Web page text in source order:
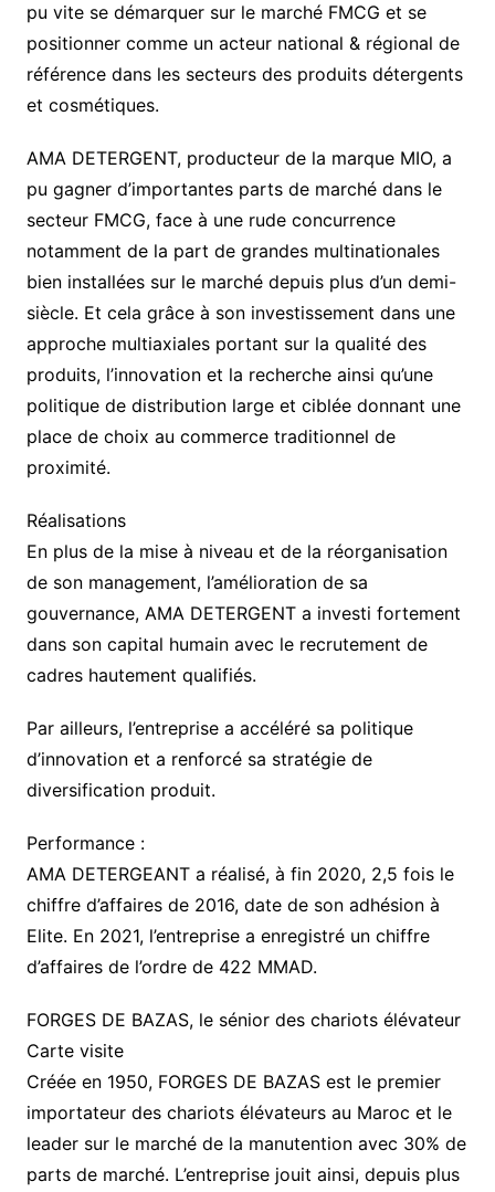
pu vite se démarquer sur le marché FMCG et se
positionner comme un acteur national & régional de
référence dans les secteurs des produits détergents
et cosmétiques.
AMA DETERGENT, producteur de la marque MIO, a
pu gagner d’importantes parts de marché dans le
secteur FMCG, face à une rude concurrence
notamment de la part de grandes multinationales
bien installées sur le marché depuis plus d’un demi-
siècle. Et cela grâce à son investissement dans une
approche multiaxiales portant sur la qualité des
produits, l’innovation et la recherche ainsi qu’une
politique de distribution large et ciblée donnant une
place de choix au commerce traditionnel de
proximité.
Réalisations
En plus de la mise à niveau et de la réorganisation
de son management, l’amélioration de sa
gouvernance, AMA DETERGENT a investi fortement
dans son capital humain avec le recrutement de
cadres hautement qualifiés.
Par ailleurs, l’entreprise a accéléré sa politique
d’innovation et a renforcé sa stratégie de
diversification produit.
Performance :
AMA DETERGEANT a réalisé, à fin 2020, 2,5 fois le
chiffre d’affaires de 2016, date de son adhésion à
Elite. En 2021, l’entreprise a enregistré un chiffre
d’affaires de l’ordre de 422 MMAD.
FORGES DE BAZAS, le sénior des chariots élévateur
Carte visite
Créée en 1950, FORGES DE BAZAS est le premier
importateur des chariots élévateurs au Maroc et le
leader sur le marché de la manutention avec 30% de
parts de marché. L’entreprise jouit ainsi, depuis plus